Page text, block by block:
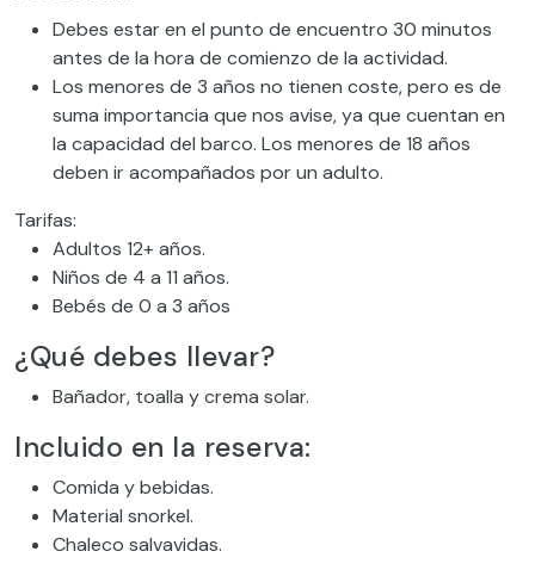
Debes estar en el punto de encuentro 30 minutos
antes de la hora de comienzo de la actividad.
Los menores de 3 años no tienen coste, pero es de
suma importancia que nos avise, ya que cuentan en
la capacidad del barco. Los menores de 18 años
deben ir acompañados por un adulto.
Tarifas:
Adultos 12+ años.
Niños de 4 a 11 años.
Bebés de 0 a 3 años
¿Qué debes llevar?
Bañador, toalla y crema solar.
Incluido en la reserva:
Comida y bebidas.
Material snorkel.
Chaleco salvavidas.